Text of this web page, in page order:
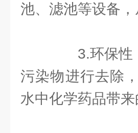
池、滤池等设备
3.环保性：
污染物进行去除
水中化学药品带来